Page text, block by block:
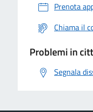
Prenota
Chiama il
Problemi in
Segnala